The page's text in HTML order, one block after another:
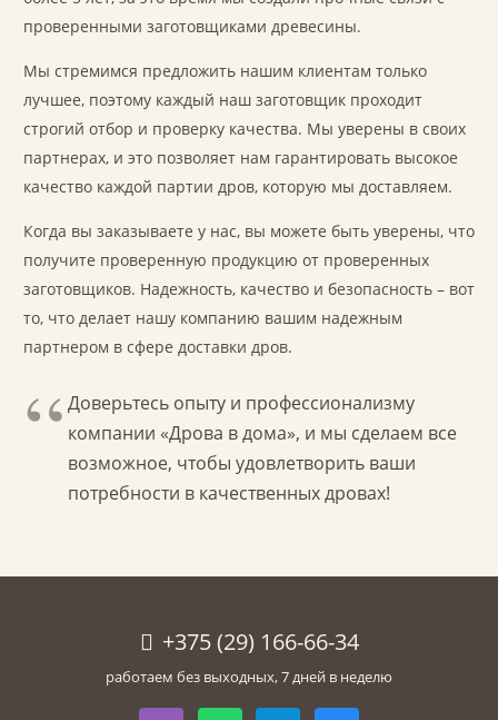
проверенными заготовщиками древесины.
Мы стремимся предложить нашим клиентам только
лучшее, поэтому каждый наш заготовщик проходит
строгий отбор и проверку качества. Мы уверены в своих
партнерах, и это позволяет нам гарантировать высокое
качество каждой партии дров, которую мы доставляем.
Когда вы заказываете у нас, вы можете быть уверены, что
получите проверенную продукцию от проверенных
заготовщиков. Надежность, качество и безопасность – вот
то, что делает нашу компанию вашим надежным
партнером в сфере доставки дров.
Доверьтесь опыту и профессионализму
компании «Дрова в дома», и мы сделаем все
возможное, чтобы удовлетворить ваши
потребности в качественных дровах!
+375 (29) 166-66-34
работаем без выходных, 7 дней в неделю